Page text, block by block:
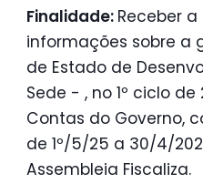
Finalidade: Receber
informações sobre a
de Estado de
Sede - , no 1º ciclo
Contas do Governo,
de 1º/5/25 a 30/4/
Assembleia Fiscaliza.